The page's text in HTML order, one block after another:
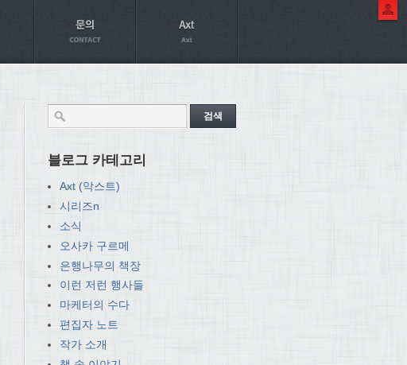
블로그 카테고리
Axt (악스트)
시리즈n
소식
오사카 구르메
은행나무의 책장
이런 저런 행사들
마케터의 수다
편집자 노트
작가 소개